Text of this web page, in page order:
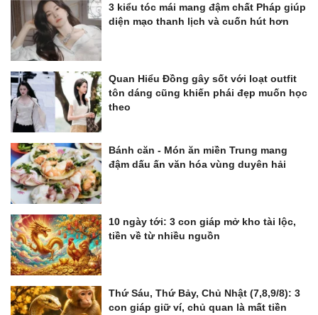
3 kiểu tóc mái mang đậm chất Pháp giúp
diện mạo thanh lịch và cuốn hút hơn
Quan Hiểu Đồng gây sốt với loạt outfit
tôn dáng cũng khiến phái đẹp muốn học
theo
Bánh căn - Món ăn miền Trung mang
đậm dấu ấn văn hóa vùng duyên hải
10 ngày tới: 3 con giáp mở kho tài lộc,
tiền về từ nhiều nguồn
Thứ Sáu, Thứ Bảy, Chủ Nhật (7,8,9/8): 3
con giáp giữ ví, chủ quan là mất tiền